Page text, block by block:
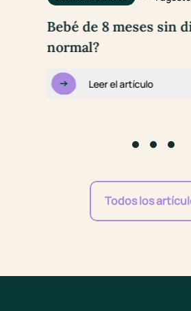
Bebé de 8 meses sin
normal?
Leer el artículo
Todos los